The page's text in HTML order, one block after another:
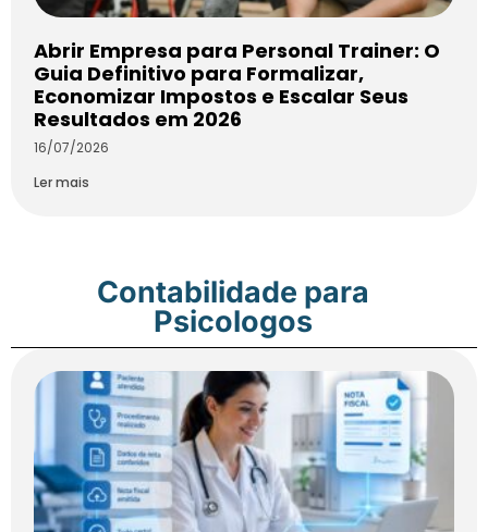
Abrir Empresa para Personal Trainer: O
Guia Definitivo para Formalizar,
Economizar Impostos e Escalar Seus
Resultados em 2026
16/07/2026
Ler mais
Contabilidade para
Psicologos